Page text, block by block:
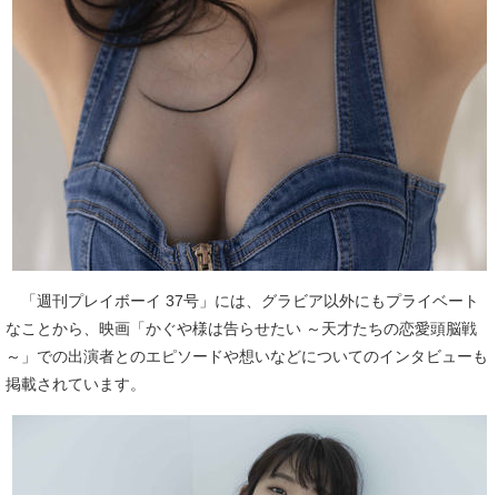
「週刊プレイボーイ 37号」には、グラビア以外にもプライベート
なことから、映画「かぐや様は告らせたい ～天才たちの恋愛頭脳戦
～」での出演者とのエピソードや想いなどについてのインタビューも
掲載されています。